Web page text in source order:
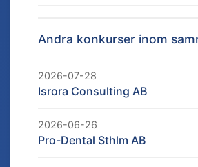
Andra konkurser inom
2026-07-28
Isrora Consulting AB
2026-06-26
Pro-Dental Sthlm AB